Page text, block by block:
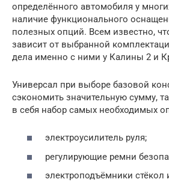
определённого автомобиля у
наличие функционального
полезных опций. Всем известно,
зависит от выбранной
дела именно с ними у Калины 2 и
Универсал при выборе базовой
сэкономить значительную сумму,
в себя набор самых необходимых
электроусилитель руля;
регулирующие ремни
электроподъёмники стёкол